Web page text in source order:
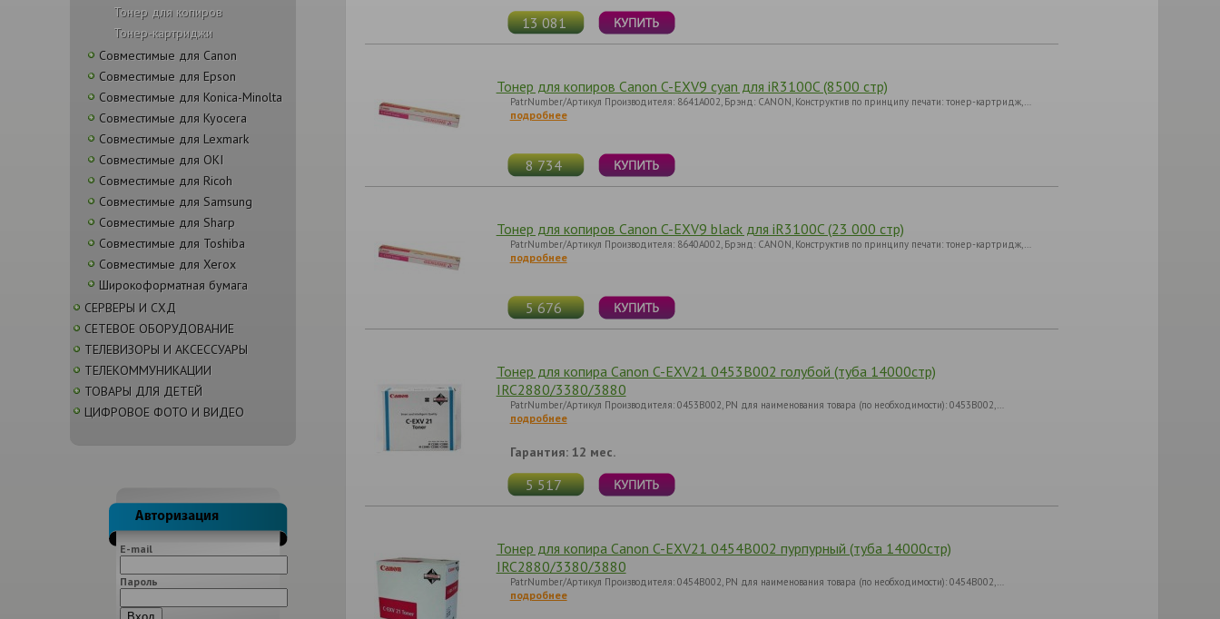
Тонер для копиров
Тонер-картриджи
Совместимые для Canon
Совместимые для Epson
Совместимые для Konica-Minolta
Совместимые для Kyocera
Совместимые для Lexmark
Совместимые для OKI
Совместимые для Ricoh
Совместимые для Samsung
Совместимые для Sharp
Совместимые для Toshiba
Совместимые для Xerox
Широкоформатная бумага
СЕРВЕРЫ И СХД
СЕТЕВОЕ ОБОРУДОВАНИЕ
ТЕЛЕВИЗОРЫ И АКСЕССУАРЫ
ТЕЛЕКОММУНИКАЦИИ
ТОВАРЫ ДЛЯ ДЕТЕЙ
ЦИФРОВОЕ ФОТО И ВИДЕО
E-mail
Пароль
13 081
Тонер для копиров Canon C-EXV9 cyan для iR3100C (8500 стр)
PatrNumber/Артикул Производителя: 8641A002, Брэнд: CANON, Конструктив по принципу печати: тонер-картридж,…
подробнее
8 734
Тонер для копиров Canon C-EXV9 black для iR3100C (23 000 стр)
PatrNumber/Артикул Производителя: 8640A002, Брэнд: CANON, Конструктив по принципу печати: тонер-картридж,…
подробнее
5 676
Тонер для копира Canon C-EXV21 0453B002 голубой (туба 14000стр)
IRC2880/3380/3880
PatrNumber/Артикул Производителя: 0453B002, PN для наименования товара (по необходимости): 0453B002,…
подробнее
Гарантия: 12 мес.
5 517
Тонер для копира Canon C-EXV21 0454B002 пурпурный (туба 14000стр)
IRC2880/3380/3880
PatrNumber/Артикул Производителя: 0454B002, PN для наименования товара (по необходимости): 0454B002,…
подробнее